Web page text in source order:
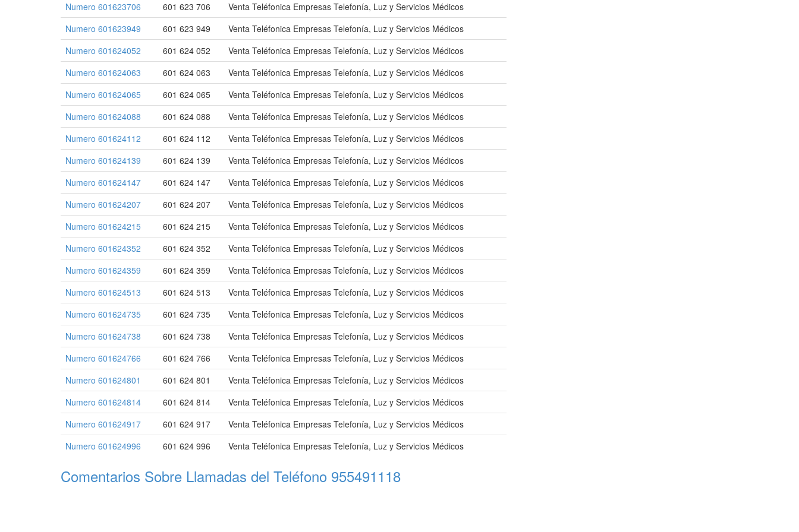
Numero 601623706 601 623 706
Venta Teléfonica Empresas Telefonía, Luz y Servicios Médicos
Numero 601623949
601 623 949
Venta Teléfonica Empresas Telefonía, Luz y Servicios Médicos
Numero 601624052
601 624 052
Venta Teléfonica Empresas Telefonía, Luz y Servicios Médicos
Numero 601624063
601 624 063
Venta Teléfonica Empresas Telefonía, Luz y Servicios Médicos
Numero 601624065
601 624 065
Venta Teléfonica Empresas Telefonía, Luz y Servicios Médicos
Numero 601624088
601 624 088
Venta Teléfonica Empresas Telefonía, Luz y Servicios Médicos
Numero 601624112
601 624 112
Venta Teléfonica Empresas Telefonía, Luz y Servicios Médicos
Numero 601624139
601 624 139
Venta Teléfonica Empresas Telefonía, Luz y Servicios Médicos
Numero 601624147
601 624 147
Venta Teléfonica Empresas Telefonía, Luz y Servicios Médicos
Numero 601624207
601 624 207
Venta Teléfonica Empresas Telefonía, Luz y Servicios Médicos
Numero 601624215
601 624 215
Venta Teléfonica Empresas Telefonía, Luz y Servicios Médicos
Numero 601624352
601 624 352
Venta Teléfonica Empresas Telefonía, Luz y Servicios Médicos
Numero 601624359
601 624 359
Venta Teléfonica Empresas Telefonía, Luz y Servicios Médicos
Numero 601624513
601 624 513
Venta Teléfonica Empresas Telefonía, Luz y Servicios Médicos
Numero 601624735
601 624 735
Venta Teléfonica Empresas Telefonía, Luz y Servicios Médicos
Numero 601624738
601 624 738
Venta Teléfonica Empresas Telefonía, Luz y Servicios Médicos
Numero 601624766
601 624 766
Venta Teléfonica Empresas Telefonía, Luz y Servicios Médicos
Numero 601624801
601 624 801
Venta Teléfonica Empresas Telefonía, Luz y Servicios Médicos
Numero 601624814
601 624 814
Venta Teléfonica Empresas Telefonía, Luz y Servicios Médicos
Numero 601624917
601 624 917
Venta Teléfonica Empresas Telefonía, Luz y Servicios Médicos
Numero 601624996
601 624 996 Venta Teléfonica Empresas Telefonía, Luz y Servicios Médicos
Comentarios Sobre Llamadas del Teléfono 955491118